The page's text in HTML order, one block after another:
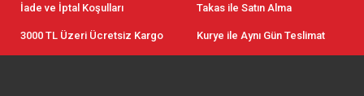
İade ve İptal Koşulları Takas ile Satın Alma
3000 TL Üzeri Ücretsiz Kargo Kurye ile Aynı Gün Teslimat